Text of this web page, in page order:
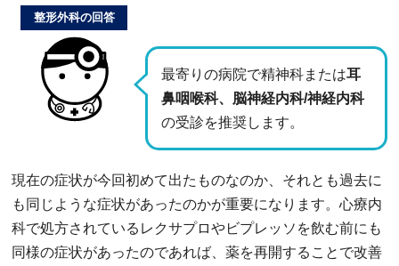
最寄りの病院で精神科または耳
鼻咽喉科、脳神経内科/神経内科
の受診を推奨します。
整形外科の回答
現在の症状が今回初めて出たものなのか、それとも過去に
も同じような症状があったのかが重要になります。心療内
科で処方されているレクサプロやビプレッソを飲む前にも
同様の症状があったのであれば、薬を再開することで改善